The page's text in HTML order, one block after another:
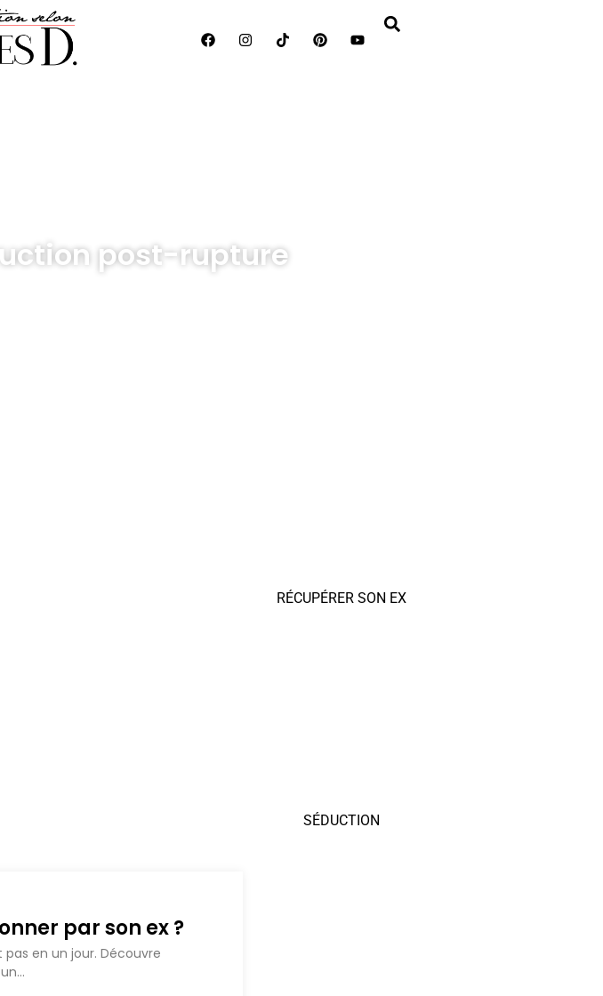
post-rupture
par son ex ?
en un jour. Découvre
RÉCUPÉRER SON EX
SÉDUCTION